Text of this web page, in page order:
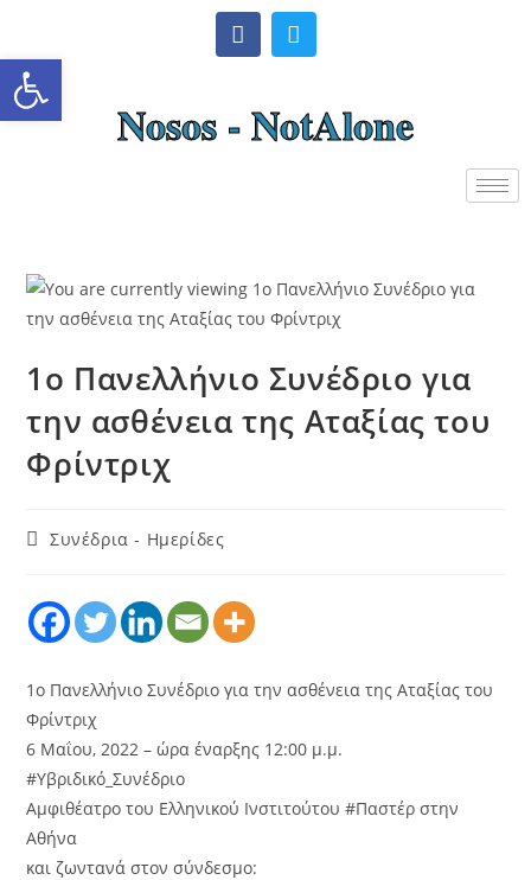
Nosos - NotAlone
1ο Πανελλήνιο Συνέδριο για
την ασθένεια της Αταξίας του
Φρίντριχ
Συνέδρια - Ημερίδες
1ο Πανελλήνιο Συνέδριο για την ασθένεια της Αταξίας του
Φρίντριχ
6 Μαΐου, 2022 – ώρα έναρξης 12:00 μ.μ.
#Υβριδικό_Συνέδριο
Αμφιθέατρο του Ελληνικού Ινστιτούτου #Παστέρ στην
Αθήνα
και ζωντανά στον σύνδεσμο:
Ανοίξτε τη γραμμή